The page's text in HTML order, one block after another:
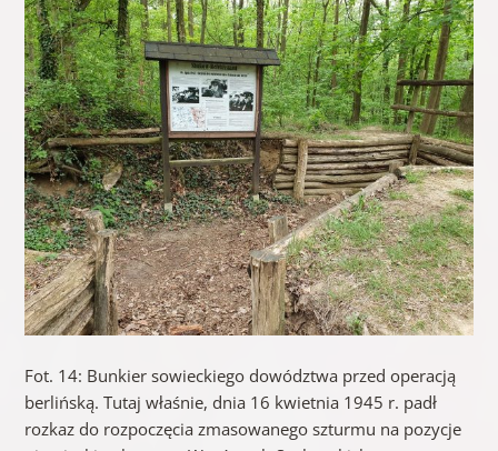
Fot. 14: Bunkier sowieckiego dowództwa przed operacją
berlińską. Tutaj właśnie, dnia 16 kwietnia 1945 r. padł
rozkaz do rozpoczęcia zmasowanego szturmu na pozycje